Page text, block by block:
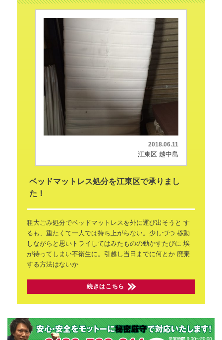
2018.06.11
江東区 越中島
ベッドマットレス処分を江東区で承りまし
た！
粗大ごみ処分でベッドマットレスを外に運び出そうと す
るも、重たくて一人では持ち上がらない。少しづつ 移動
しながらと思いトライしてはみたものの動かすたびに 埃
が待ってしまい不衛生に。引越し当日までに何とか廃棄
する方法はないか
続きはこちら